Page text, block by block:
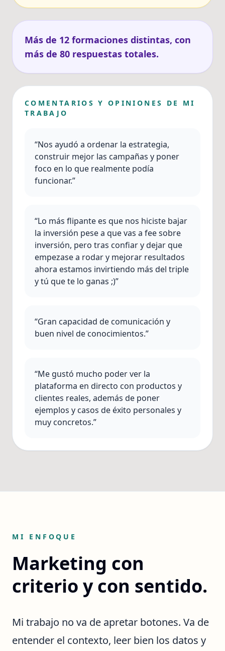
Más de 12 formaciones distintas, con
más de 80 respuestas totales.
COMENTARIOS Y OPINIONES DE MI
TRABAJO
“Nos ayudó a ordenar la estrategia,
construir mejor las campañas y poner
foco en lo que realmente podía
funcionar.”
“Lo más flipante es que nos hiciste bajar
la inversión pese a que vas a fee sobre
inversión, pero tras confiar y dejar que
empezase a rodar y mejorar resultados
ahora estamos invirtiendo más del triple
y tú que te lo ganas ;)”
“Gran capacidad de comunicación y
buen nivel de conocimientos.”
“Me gustó mucho poder ver la
plataforma en directo con productos y
clientes reales, además de poner
ejemplos y casos de éxito personales y
muy concretos.”
MI ENFOQUE
Marketing con
criterio y con sentido.
Mi trabajo no va de apretar botones. Va de
entender el contexto, leer bien los datos y